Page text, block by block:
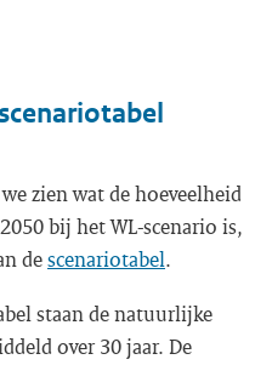
zien wat de hoeveelheid
bij het WL-scenario is,
descenariotabel.
staan de natuurlijke
over 30 jaar. De